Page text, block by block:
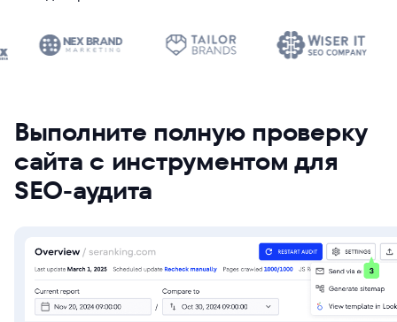
Выполните полную проверку
сайта с инструментом для
SEO-аудита